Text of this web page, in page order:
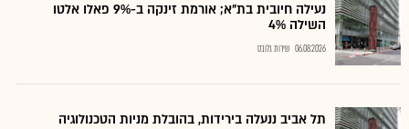
נעילה חיובית בת"א; אורמת זינקה ב-9% פאלו אלטו
השילה 4%
06.08.2026 שירות גלובס
תל אביב ננעלה בירידות, בהובלת מניות הטכנולוגיה